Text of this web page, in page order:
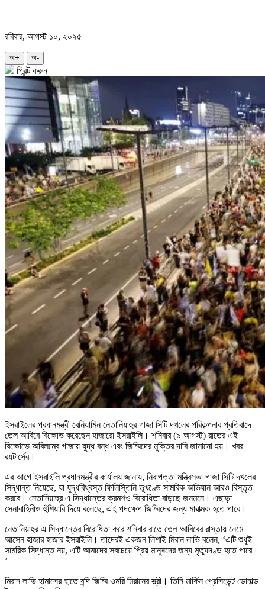
রবিবার, আগস্ট ১০, ২০২৫
অ+ অ-
প্রিন্ট করুন
ইসরাইলের প্রধানমন্ত্রী বেনিয়ামিন নেতানিয়াহুর গাজা সিটি দখলের পরিকল্পনার প্রতিবাদে
তেল আবিবে বিক্ষোভ করেছেন হাজারো ইসরাইলি। শনিবার (৯ আগস্ট) রাতের এই
বিক্ষোভে অবিলম্বে গাজায় যুদ্ধ বন্ধ এবং জিম্মিদের মুক্তির দাবি জানানো হয়। খবর
রয়টার্সের।
এর আগে ইসরাইলি প্রধানমন্ত্রীর কার্যালয় জানায়, নিরাপত্তা মন্ত্রিসভা গাজা সিটি দখলের
সিদ্ধান্ত নিয়েছে, যা যুদ্ধবিধ্বস্ত ফিলিস্তিনি ভূখণ্ডে সামরিক অভিযান আরও বিস্তৃত
করবে। নেতানিয়াহুর এ সিদ্ধান্তের ক্রমশও বিরোধিতা বাড়ছে জনমনে। এছাড়া
সেনাবাহিনীও হুঁশিয়ারি দিয়ে বলেছে, এই পদক্ষেপ জিম্মিদের জন্য মারাত্মক হতে পারে।
নেতানিয়াহুর এ সিদ্ধান্তের বিরোধিতা করে শনিবার রাতে তেল আবিবের রাস্তায় নেমে
আসেন হাজার হাজার ইসরাইলি। তাদেরই একজন লিশাই মিরান লাভি বলেন, ‘এটি শুধুই
সামরিক সিদ্ধান্ত নয়, এটি আমাদের সবচেয়ে প্রিয় মানুষদের জন্য মৃত্যুদণ্ড হতে পারে।
’
মিরান লাভি হামাসের হাতে বন্দি জিম্মি ওমরি মিরানের স্ত্রী। তিনি মার্কিন প্রেসিডেন্ট ডোনাল্ড